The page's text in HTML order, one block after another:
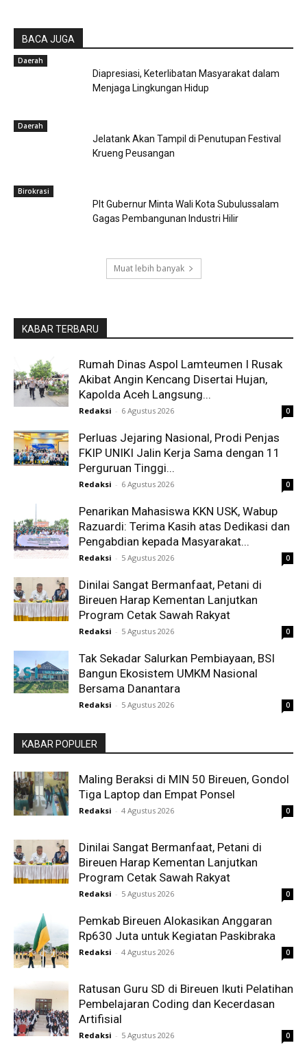
BACA JUGA
Daerah
Diapresiasi, Keterlibatan Masyarakat dalam
Menjaga Lingkungan Hidup
Daerah
Jelatank Akan Tampil di Penutupan Festival
Krueng Peusangan
Birokrasi
Plt Gubernur Minta Wali Kota Subulussalam
Gagas Pembangunan Industri Hilir
Muat lebih banyak
KABAR TERBARU
Rumah Dinas Aspol Lamteumen I Rusak
Akibat Angin Kencang Disertai Hujan,
Kapolda Aceh Langsung...
Redaksi - 6 Agustus 2026 0
Perluas Jejaring Nasional, Prodi Penjas
FKIP UNIKI Jalin Kerja Sama dengan 11
Perguruan Tinggi...
Redaksi - 6 Agustus 2026 0
Penarikan Mahasiswa KKN USK, Wabup
Razuardi: Terima Kasih atas Dedikasi dan
Pengabdian kepada Masyarakat...
Redaksi - 5 Agustus 2026 0
Dinilai Sangat Bermanfaat, Petani di
Bireuen Harap Kementan Lanjutkan
Program Cetak Sawah Rakyat
Redaksi - 5 Agustus 2026 0
Tak Sekadar Salurkan Pembiayaan, BSI
Bangun Ekosistem UMKM Nasional
Bersama Danantara
Redaksi - 5 Agustus 2026 0
KABAR POPULER
Maling Beraksi di MIN 50 Bireuen, Gondol
Tiga Laptop dan Empat Ponsel
Redaksi - 4 Agustus 2026 0
Dinilai Sangat Bermanfaat, Petani di
Bireuen Harap Kementan Lanjutkan
Program Cetak Sawah Rakyat
Redaksi - 5 Agustus 2026 0
Pemkab Bireuen Alokasikan Anggaran
Rp630 Juta untuk Kegiatan Paskibraka
Redaksi - 4 Agustus 2026 0
Ratusan Guru SD di Bireuen Ikuti Pelatihan
Pembelajaran Coding dan Kecerdasan
Artifisial
Redaksi - 5 Agustus 2026 0